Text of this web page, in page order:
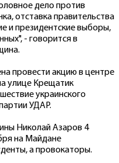
дело против
отставка правительства
и президентские выборы,
- говорится в
провести акцию в центре
улице Крещатик
украинского
УДАР.
Николай Азаров 4
на Майдане
а провокаторы.